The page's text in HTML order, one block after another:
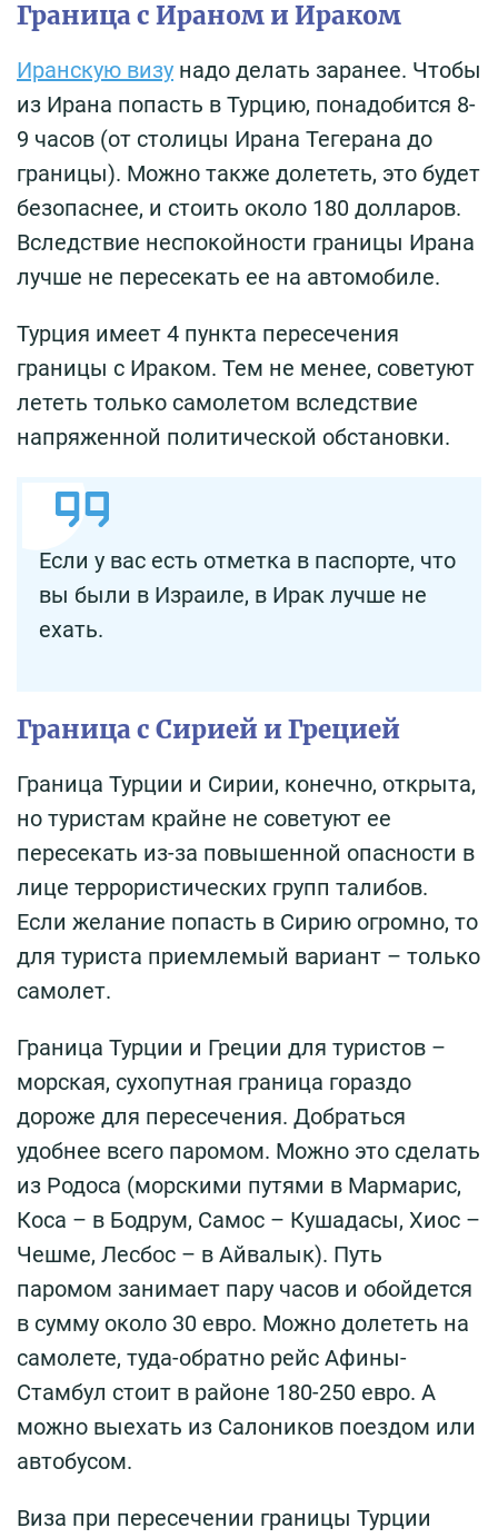
Граница с Ираном и Ираком
Иранскую визу надо делать заранее. Чтобы
из Ирана попасть в Турцию, понадобится 8-
9 часов (от столицы Ирана Тегерана до
границы). Можно также долететь, это будет
безопаснее, и стоить около 180 долларов.
Вследствие неспокойности границы Ирана
лучше не пересекать ее на автомобиле.
Турция имеет 4 пункта пересечения
границы с Ираком. Тем не менее, советуют
лететь только самолетом вследствие
напряженной политической обстановки.
Если у вас есть отметка в паспорте, что
вы были в Израиле, в Ирак лучше не
ехать.
Граница с Сирией и Грецией
Граница Турции и Сирии, конечно, открыта,
но туристам крайне не советуют ее
пересекать из-за повышенной опасности в
лице террористических групп талибов.
Если желание попасть в Сирию огромно, то
для туриста приемлемый вариант – только
самолет.
Граница Турции и Греции для туристов –
морская, сухопутная граница гораздо
дороже для пересечения. Добраться
удобнее всего паромом. Можно это сделать
из Родоса (морскими путями в Мармарис,
Коса – в Бодрум, Самос – Кушадасы, Хиос –
Чешме, Лесбос – в Айвалык). Путь
паромом занимает пару часов и обойдется
в сумму около 30 евро. Можно долететь на
самолете, туда-обратно рейс Афины-
Стамбул стоит в районе 180-250 евро. А
можно выехать из Салоников поездом или
автобусом.
Виза при пересечении границы Турции